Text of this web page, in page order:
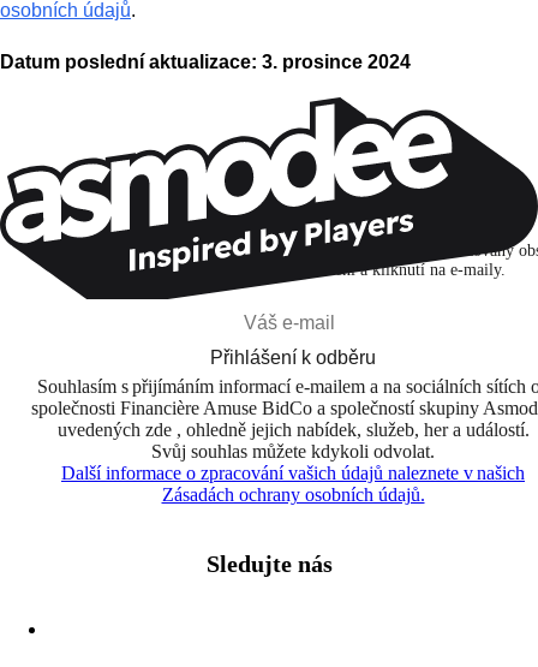
osobních údajů.
Datum poslední aktualizace: 3. prosince 2024
Zůstaňte v kontaktu!
Přihlašuji se k odběru, abych objevoval hry, novinky a personalizovaný
na základě svých zájmů a svých otevření a kliknutí na e-maily.
Přihlášení k odběru
Souhlasím s přijímáním informací e-mailem a na sociálních sítích
společnosti Financière Amuse BidCo a společností skupiny
uvedených zde , ohledně jejich nabídek, služeb, her a událostí.
Svůj souhlas můžete kdykoli odvolat.
Další informace o zpracování vašich údajů naleznete v našich
Zásadách ochrany osobních údajů.
Sledujte nás